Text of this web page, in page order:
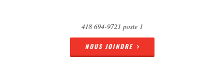
418 694-9721 poste 1
NOUS JOINDRE